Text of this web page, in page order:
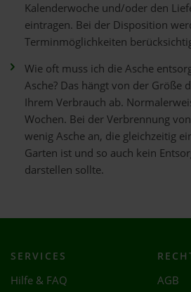
Kalenderwoche und/oder den
eintragen. Bei der Disposition
Terminmöglichkeiten
Wie oft muss ich die Asche
Asche? Das hängt von der Größe
Ihrem Verbrauch ab.
Wochen. Bei der Verbrennung von
wenig Asche an, die gleichzeitig
Garten ist und so auch kein
darstellen sollte.
SERVICES
Hilfe & FAQ
AGB